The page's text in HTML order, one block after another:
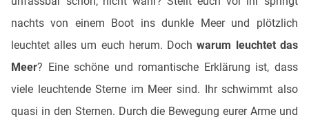
nachts von einem Boot ins dunkle Meer und plötzlich
leuchtet alles um euch herum. Dochwarum leuchtet das
Meer? Eine schöne und romantische Erklärung ist, dass
viele leuchtende Sterne im Meer sind. Ihr schwimmt also
quasi in den Sternen. Durch die Bewegung eurer Arme und